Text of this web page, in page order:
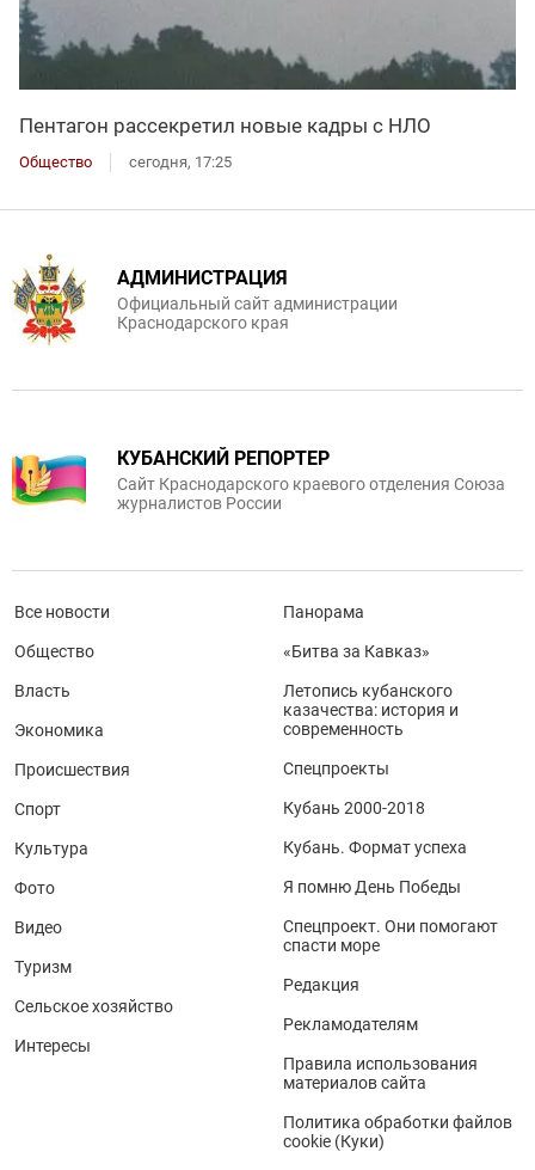
Пентагон рассекретил новые кадры с НЛО
Общество сегодня, 17:25
АДМИНИСТРАЦИЯ
Официальный сайт администрации
Краснодарского края
КУБАНСКИЙ РЕПОРТЕР
Сайт Краснодарского краевого отделения Союза
журналистов России
Все новости
Общество
Власть
Экономика
Происшествия
Спорт
Культура
Фото
Видео
Туризм
Сельское хозяйство
Интересы
Панорама
«Битва за Кавказ»
Летопись кубанского
казачества: история и
современность
Спецпроекты
Кубань 2000-2018
Кубань. Формат успеха
Я помню День Победы
Спецпроект. Они помогают
спасти море
Редакция
Рекламодателям
Правила использования
материалов сайта
Политика обработки файлов
cookie (Куки)